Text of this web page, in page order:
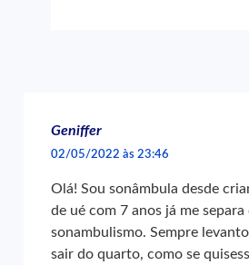
Geniffer
02/05/2022 às 23:46
Olá! Sou sonâmbula desde
de ué com 7 anos já me separa
sonambulismo. Sempre
sair do quarto, como se